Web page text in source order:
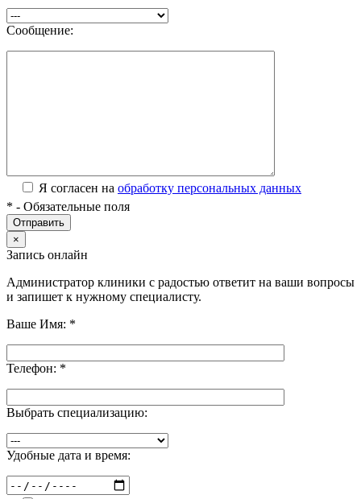
Сообщение:
Я согласен на обработку персональных данных
* - Обязательные поля
×
Запись онлайн
Администратор клиники с радостью ответит на ваши вопросы
и запишет к нужному специалисту.
Ваше Имя: *
Телефон: *
Выбрать специализацию:
Удобные дата и время: